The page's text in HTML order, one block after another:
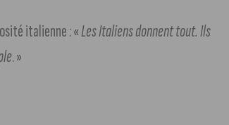
italienne : «Les Italiens donnent tout. Ils
. »